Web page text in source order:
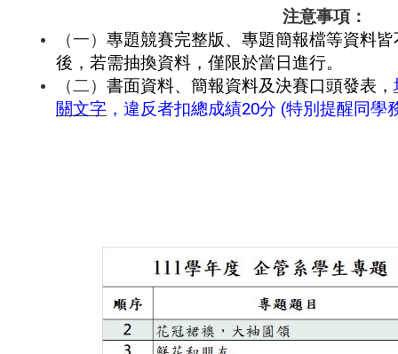
注意事項：
（一） 專題競賽完整版、專題簡報檔等資料
後，若需抽換資料，僅限於當日進行。
（二） 書面資料、簡報資料及決賽口頭發表，
關文字 ，違反者扣總成績20分 (特別提醒同學